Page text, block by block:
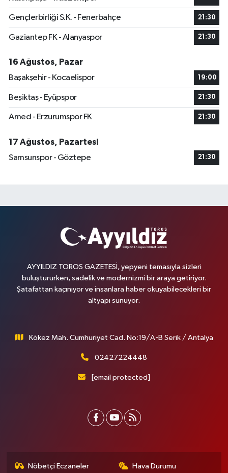
Gençlerbirliği S.K. - Fenerbahçe 21:30
Gaziantep FK - Alanyaspor 21:30
16 Ağustos, Pazar
Başakşehir - Kocaelispor
19:00
Beşiktaş - Eyüpspor 21:30
Amed - Erzurumspor FK 21:30
17 Ağustos, Pazartesi
Samsunspor - Göztepe
21:30
AYYILDIZ TOROS GAZETESİ, yepyeni temasıyla sizleri
buluştururken, sadelik ve modernizmi bir araya getiriyor.
Şatafattan kaçınıyor ve insanlara haber okuyabilecekleri bir
altyapı sunuyor.
Kökez Mah. Cumhuriyet Cad. No:19/A-B Serik / Antalya
02427224448
[email protected]
Nöbetçi Eczaneler Hava Durumu